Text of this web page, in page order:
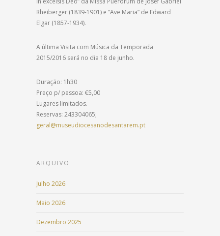
Rheiberger (1839-1901) e “Ave Maria” de Edward
Elgar (1857-1934).
A última Visita com Música da Temporada
2015/2016 será no dia 18 de junho.
Duração: 1h30
Preço p/ pessoa: €5,00
Lugares limitados.
Reservas: 243304065;
geral@museudiocesanodesantarem.pt
ARQUIVO
Julho 2026
Maio 2026
Dezembro 2025